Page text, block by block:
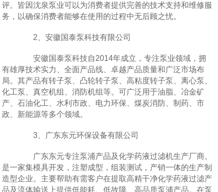
评。皆因沈泉泵业可以为消费者提供完善的技术支持和维修服
务，以确保消费者能够在使用的过程中无后顾之忧。
2、安徽国泰泵科技有限公司
安徽国泰泵科技自2014年成立，专注泵业领域，拥
有雄厚技术实力、全面产品线、卓越产品质量和广泛市场布
局。其产品有转子泵、凸轮转子泵、高粘度转子泵、离心泵、
化工泵、真空机组、消防机组等。可广泛用于油脂、冶金矿
产、石油化工、水利市政、电力环保、煤炭消防、制药、市
政、新能源等多个领域。
3、广东东元环保设备有限公司
广东东元专注泵浦产品及化学药液过滤机生产厂商。
是一家集模具开发，注塑成型，组装测试，产销一体的生产制
造型企业。主要帮助有需客户在提取高精干净化学药液过滤产
品及流体输送上提供低能耗、低故障、高品质泵浦产品。在泵